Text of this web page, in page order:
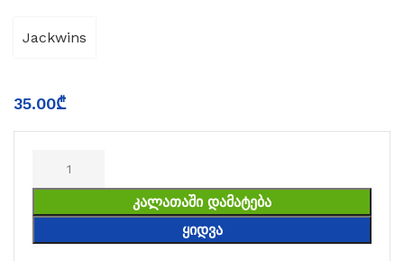
Jackwins
35.00₾
ᲙᲐᲚᲐᲗᲐᲨᲘ ᲓᲐᲛᲐᲢᲔᲑᲐ
ᲧᲘᲓᲕᲐ